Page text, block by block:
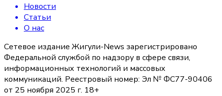
Новости
Статьи
О нас
Сетевое издание Жигули-News зарегистрировано
Федеральной службой по надзору в сфере связи,
информационных технологий и массовых
коммуникаций. Реестровый номер: Эл № ФС77-90406
от 25 ноября 2025 г. 18+